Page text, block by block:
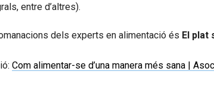
entre d’altres).
dels experts en alimentació és El plat
Com alimentar-se d’una manera més sana |